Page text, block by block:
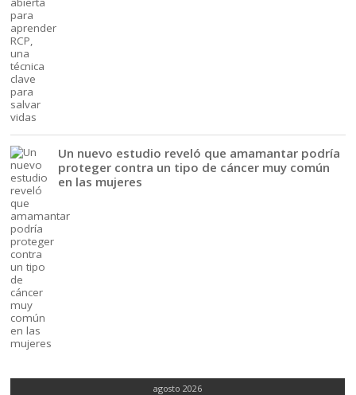
Un nuevo estudio reveló que amamantar podría
proteger contra un tipo de cáncer muy común
en las mujeres
agosto 2026